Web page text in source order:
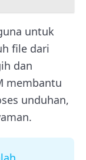
untuk
file dari
dan
membantu
unduhan,